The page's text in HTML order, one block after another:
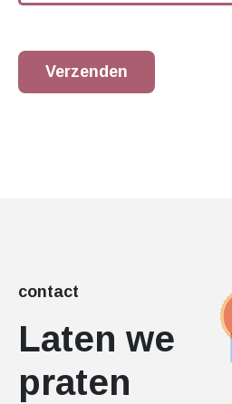
Verzenden
contact
Laten we
praten